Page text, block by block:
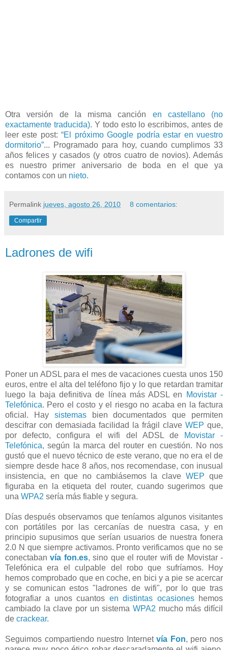
Otra versión de la misma canción en castellano (no
exactamente traducida). Y todo esto lo escribimos, antes de
leer este post:“El próximo Google podría estar en vuestro
dormitorio”... Programado para hoy, cuando cumplimos 33
años felices y casados (y otros cuatro de novios). Además
es nuestro primer aniversario de boda en el que ya
contamos con un nieto.
Permalink jueves, agosto 26, 2010 8 comentarios:
Compartir
Ladrones de wifi
Poner un ADSL para el mes de vacaciones cuesta unos 150
euros, entre el alta del teléfono fijo y lo que retardan tramitar
luego la baja definitiva de línea más ADSL en
Movistar -
Telefónica. Pero el costo y el riesgo no acaba en la factura
oficial. Hay sistemas
bien documentados que permiten
descifrar con demasiada facilidad la frágil clave WEP que,
por defecto, configura el wifi del ADSL de
Movistar -
Telefónica, según la marca del router en cuestión. No nos
gustó que el nuevo técnico de este verano, que no era el de
siempre desde hace 8 años, nos recomendase, con inusual
insistencia, en que no cambiásemos la claveWEP que
figuraba en la etiqueta del router, cuando sugerimos que
una WPA2 sería más fiable y segura.
Días después observamos que teníamos algunos visitantes
con portátiles por las cercanías de nuestra casa, y en
principio supusimos que serían usuarios de nuestra fonera
2.0 N que siempre activamos. Pronto verificamos que no se
conectabanvía fon.es, sino que el router wifi de Movistar -
Telefónica era el culpable del robo que sufríamos. Hoy
hemos comprobado que en coche, en bici y a pie se acercar
y se comunican estos "ladrones de wifi", por lo que tras
fotografiar a unos cuantos en distintas ocasioneshemos
cambiado la clave por un sistema WPA2 mucho más difícil
de crackear.
Seguimos compartiendo nuestro Internetvía Fon, pero nos